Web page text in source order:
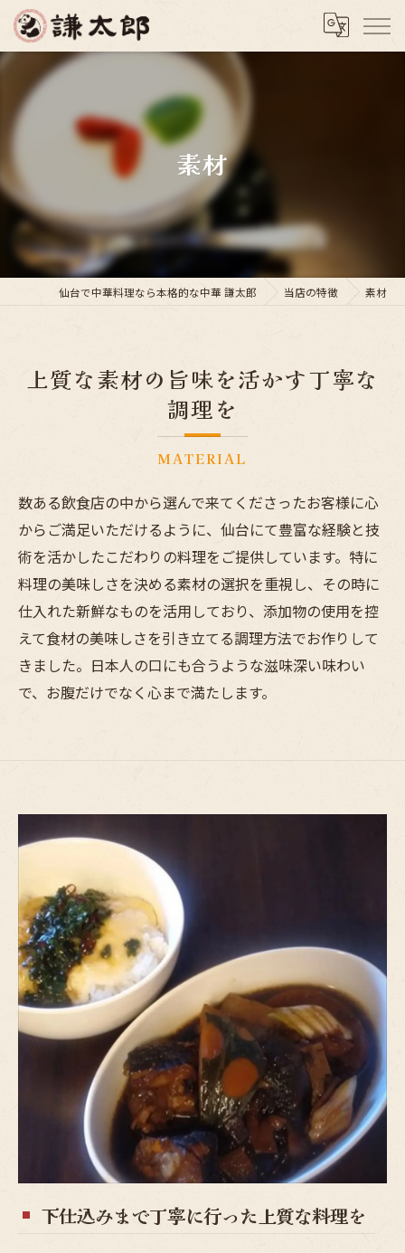
素材
仙台で中華料理なら本格的な中華 謙太郎 当店の特徴 素材
上質な素材の旨味を活かす丁寧な
調理を
MATERIAL
数ある飲食店の中から選んで来てくださったお客様に心
からご満足いただけるように、仙台にて豊富な経験と技
術を活かしたこだわりの料理をご提供しています。特に
料理の美味しさを決める素材の選択を重視し、その時に
仕入れた新鮮なものを活用しており、添加物の使用を控
えて食材の美味しさを引き立てる調理方法でお作りして
きました。日本人の口にも合うような滋味深い味わい
で、お腹だけでなく心まで満たします。
下仕込みまで丁寧に行った上質な料理を